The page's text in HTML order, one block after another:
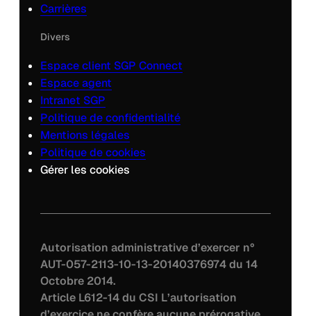
Carrières
Divers
Espace client SGP Connect
Espace agent
Intranet SGP
Politique de confidentialité
Mentions légales
Politique de cookies
Gérer les cookies
Autorisation administrative d’exercer n°
AUT-057-2113-10-13-20140376974 du 14
Octobre 2014.
Article L612-14 du CSI L’autorisation